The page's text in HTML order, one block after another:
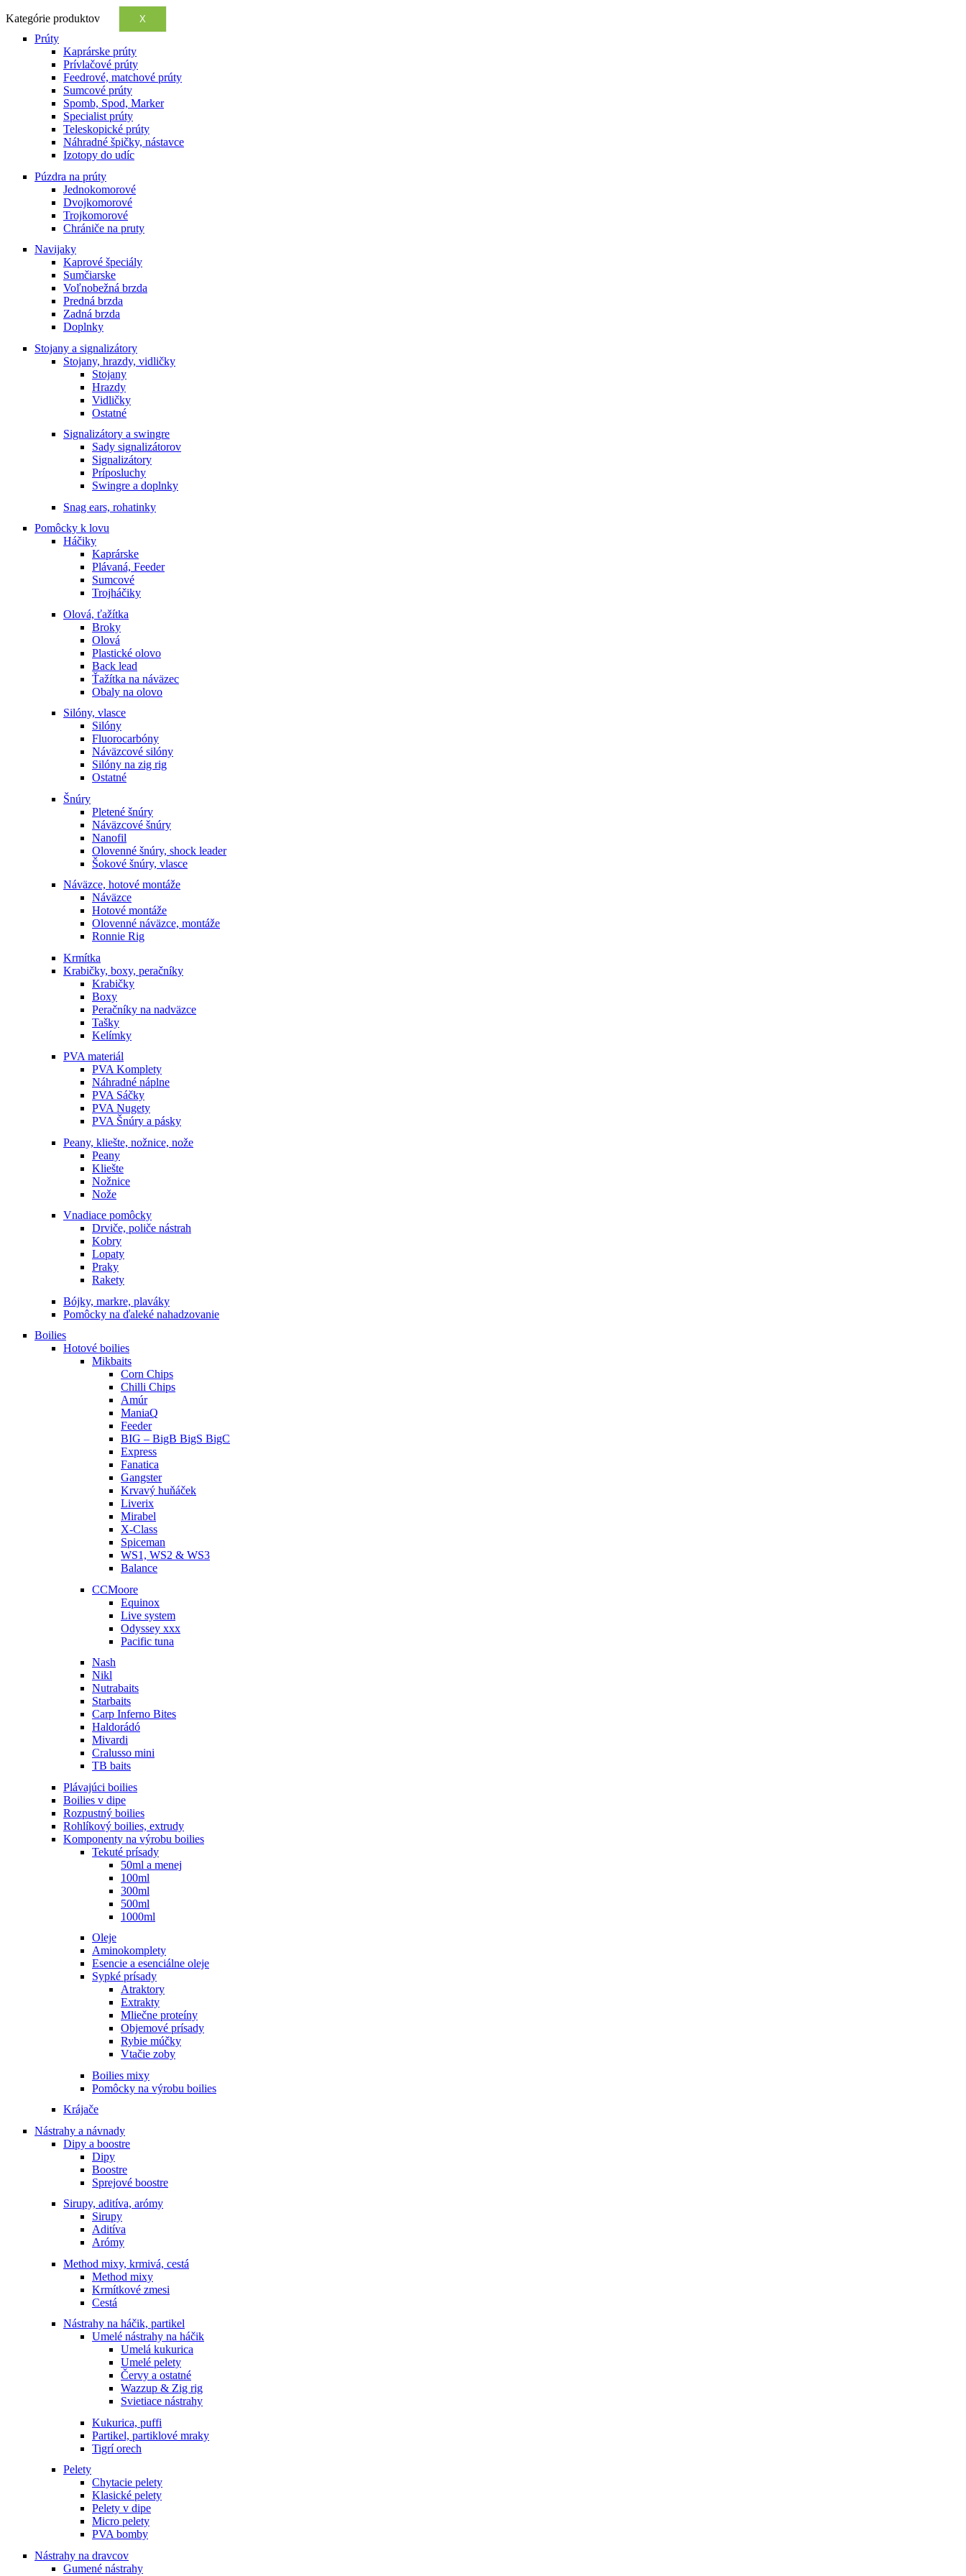
Kategórie produktov X
Prúty
Kaprárske prúty
Prívlačové prúty
Feedrové, matchové prúty
Sumcové prúty
Spomb, Spod, Marker
Specialist prúty
Teleskopické prúty
Náhradné špičky, nástavce
Izotopy do udíc
Púzdra na prúty
Jednokomorové
Dvojkomorové
Trojkomorové
Chrániče na pruty
Navijaky
Kaprové špeciály
Sumčiarske
Voľnobežná brzda
Predná brzda
Zadná brzda
Doplnky
Stojany a signalizátory
Stojany, hrazdy, vidličky
Stojany
Hrazdy
Vidličky
Ostatné
Signalizátory a swingre
Sady signalizátorov
Signalizátory
Príposluchy
Swingre a doplnky
Snag ears, rohatinky
Pomôcky k lovu
Háčiky
Kaprárske
Plávaná, Feeder
Sumcové
Trojháčiky
Olová, ťažítka
Broky
Olová
Plastické olovo
Back lead
Ťažítka na náväzec
Obaly na olovo
Silóny, vlasce
Silóny
Fluorocarbóny
Náväzcové silóny
Silóny na zig rig
Ostatné
Šnúry
Pletené šnúry
Náväzcové šnúry
Nanofil
Olovenné šnúry, shock leader
Šokové šnúry, vlasce
Náväzce, hotové montáže
Náväzce
Hotové montáže
Olovenné náväzce, montáže
Ronnie Rig
Krmítka
Krabičky, boxy, peračníky
Krabičky
Boxy
Peračníky na nadväzce
Tašky
Kelímky
PVA materiál
PVA Komplety
Náhradné náplne
PVA Sáčky
PVA Nugety
PVA Šnúry a pásky
Peany, kliešte, nožnice, nože
Peany
Kliešte
Nožnice
Nože
Vnadiace pomôcky
Drviče, poliče nástrah
Kobry
Lopaty
Praky
Rakety
Bójky, markre, plaváky
Pomôcky na ďaleké nahadzovanie
Boilies
Hotové boilies
Mikbaits
Corn Chips
Chilli Chips
Amúr
ManiaQ
Feeder
BIG – BigB BigS BigC
Express
Fanatica
Gangster
Krvavý huňáček
Liverix
Mirabel
X-Class
Spiceman
WS1, WS2 & WS3
Balance
CCMoore
Equinox
Live system
Odyssey xxx
Pacific tuna
Nash
Nikl
Nutrabaits
Starbaits
Carp Inferno Bites
Haldorádó
Mivardi
Cralusso mini
TB baits
Plávajúci boilies
Boilies v dipe
Rozpustný boilies
Rohlíkový boilies, extrudy
Komponenty na výrobu boilies
Tekuté prísady
50ml a menej
100ml
300ml
500ml
1000ml
Oleje
Aminokomplety
Esencie a esenciálne oleje
Sypké prísady
Atraktory
Extrakty
Mliečne proteíny
Objemové prísady
Rybie múčky
Vtačie zoby
Boilies mixy
Pomôcky na výrobu boilies
Krájače
Nástrahy a návnady
Dipy a boostre
Dipy
Boostre
Sprejové boostre
Sirupy, aditíva, arómy
Sirupy
Aditíva
Arómy
Method mixy, krmivá, cestá
Method mixy
Krmítkové zmesi
Cestá
Nástrahy na háčik, partikel
Umelé nástrahy na háčik
Umelá kukurica
Umelé pelety
Červy a ostatné
Wazzup & Zig rig
Svietiace nástrahy
Kukurica, puffi
Partikel, partiklové mraky
Tigrí orech
Pelety
Chytacie pelety
Klasické pelety
Pelety v dipe
Micro pelety
PVA bomby
Nástrahy na dravcov
Gumené nástrahy